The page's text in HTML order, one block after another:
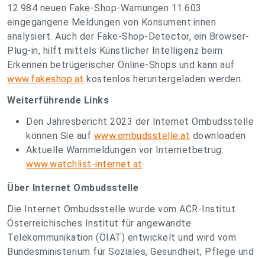
12.984 neuen Fake-Shop-Warnungen 11.603
eingegangene Meldungen von Konsument:innen
analysiert. Auch der Fake-Shop-Detector, ein Browser-
Plug-in, hilft mittels Künstlicher Intelligenz beim
Erkennen betrügerischer Online-Shops und kann auf
www.fakeshop.at kostenlos heruntergeladen werden.
Weiterführende Links
Den Jahresbericht 2023 der Internet Ombudsstelle
können Sie auf www.ombudsstelle.at downloaden
Aktuelle Warnmeldungen vor Internetbetrug:
www.watchlist-internet.at
Über Internet Ombudsstelle
Die Internet Ombudsstelle wurde vom ACR-Institut
Österreichisches Institut für angewandte
Telekommunikation (ÖIAT) entwickelt und wird vom
Bundesministerium für Soziales, Gesundheit, Pflege und